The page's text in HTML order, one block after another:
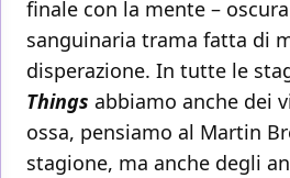
finale con la mente –
sanguinaria trama fatta di
disperazione. In tutte le
Things abbiamo anche dei
ossa, pensiamo al Martin
stagione, ma anche degli